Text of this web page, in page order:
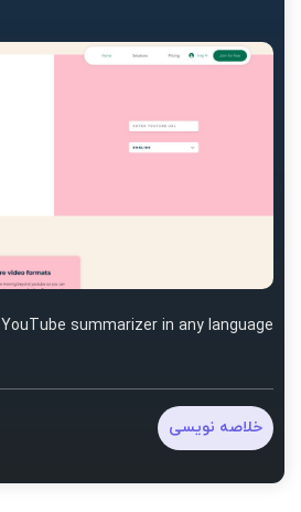
YouTube summarizer in any language
خلاصه نویسی